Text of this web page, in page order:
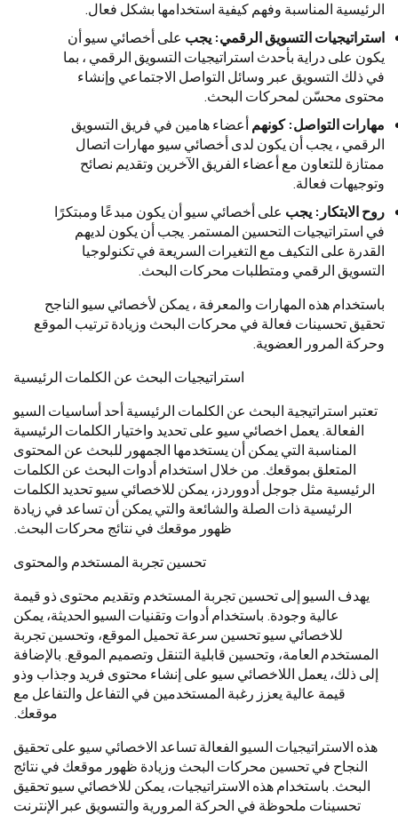
الرئيسية المناسبة وفهم كيفية استخدامها بشكل فعال.
استراتيجيات التسويق الرقمي: يجب على أخصائي سيو أن
يكون على دراية بأحدث استراتيجيات التسويق الرقمي ، بما
في ذلك التسويق عبر وسائل التواصل الاجتماعي وإنشاء
محتوى محسّن لمحركات البحث.
مهارات التواصل: كونهمأعضاء هامين في فريق التسويق
الرقمي ، يجب أن يكون لدى أخصائي سيو مهارات اتصال
ممتازة للتعاون مع أعضاء الفريق الآخرين وتقديم نصائح
وتوجيهات فعالة.
روح الابتكار: يجب على أخصائي سيو أن يكون مبدعًا ومبتكرًا
في استراتيجيات التحسين المستمر. يجب أن يكون لديهم
القدرة على التكيف مع التغيرات السريعة في تكنولوجيا
التسويق الرقمي ومتطلبات محركات البحث.
باستخدام هذه المهارات والمعرفة ، يمكن لأخصائي سيو الناجح
تحقيق تحسينات فعالة في محركات البحث وزيادة ترتيب الموقع
وحركة المرور العضوية.
استراتيجيات البحث عن الكلمات الرئيسية
تعتبر استراتيجية البحث عن الكلمات الرئيسية أحد أساسيات السيو
الفعالة. يعمل اخصائي سيو على تحديد واختيار الكلمات الرئيسية
المناسبة التي يمكن أن يستخدمها الجمهور للبحث عن المحتوى
المتعلق بموقعك. من خلال استخدام أدوات البحث عن الكلمات
الرئيسية مثل جوجل أدووردز، يمكن للاخصائي سيو تحديد الكلمات
الرئيسية ذات الصلة والشائعة والتي يمكن أن تساعد في زيادة
ظهور موقعك في نتائج محركات البحث.
تحسين تجربة المستخدم والمحتوى
يهدف السيو إلى تحسين تجربة المستخدم وتقديم محتوى ذو قيمة
عالية وجودة. باستخدام أدوات وتقنيات السيو الحديثة، يمكن
للاخصائي سيو تحسين سرعة تحميل الموقع، وتحسين تجربة
المستخدم العامة، وتحسين قابلية التنقل وتصميم الموقع. بالإضافة
إلى ذلك، يعمل اللاخصائي سيو على إنشاء محتوى فريد وجذاب وذو
قيمة عالية يعزز رغبة المستخدمين في التفاعل والتفاعل مع
موقعك.
هذه الاستراتيجيات السيو الفعالة تساعد الاخصائي سيو على تحقيق
النجاح في تحسين محركات البحث وزيادة ظهور موقعك في نتائج
البحث. باستخدام هذه الاستراتيجيات، يمكن للاخصائي سيو تحقيق
تحسينات ملحوظة في الحركة المرورية والتسويق عبر الإنترنت